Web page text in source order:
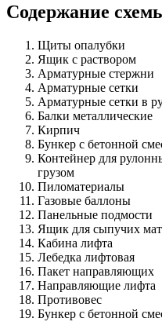
Содержание
Щиты опалубки
Ящик с раствором
Арматурные стержни
Арматурные сетки
Арматурные сетки в
Балки металлические
Кирпич
Бункер с бетонной
Контейнер для
грузом
Пиломатериалы
Газовые баллоны
Панельные подмости
Ящик для сыпучих
Кабина лифта
Лебедка лифтовая
Пакет направляющих
Направляющие лифта
Противовес
Бункер с бетонной